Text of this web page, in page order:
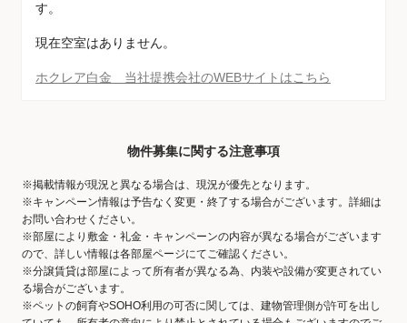
す。
現在空室はありません。
ホクレア白金 当社提携会社のWEBサイトはこちら
物件募集に関する注意事項
※掲載情報が現況と異なる場合は、現況が優先となります。
※キャンペーン情報は予告なく変更・終了する場合がございます。詳細は
お問い合わせください。
※部屋により敷金・礼金・キャンペーンの内容が異なる場合がございます
ので、詳しい情報は各部屋ページにてご確認ください。
※分譲賃貸は部屋によって所有者が異なる為、内装や設備が変更されてい
る場合がございます。
※ペットの飼育やSOHO利用の可否に関しては、建物管理側が許可を出し